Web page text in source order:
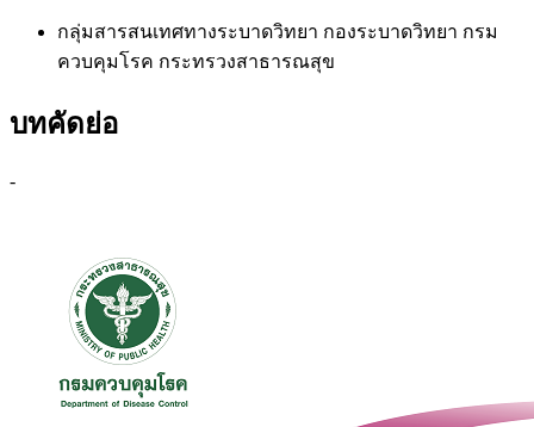
กลุ่มสารสนเทศทางระบาดวิทยา กองระบาดวิทยา กรม
ควบคุมโรค กระทรวงสาธารณสุข
บทคัดย่อ
-